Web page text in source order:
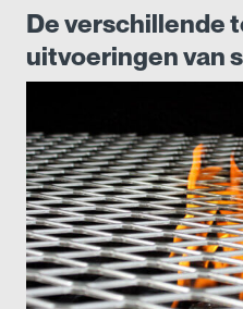
De verschillende
uitvoeringen van